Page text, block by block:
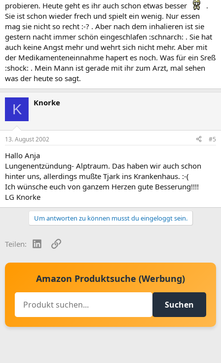
probieren. Heute geht es ihr auch schon etwas besser
.
Sie ist schon wieder frech und spielt ein wenig. Nur essen
mag sie nicht so recht :-? . Aber nach dem inhalieren ist sie
gestern nacht immer schön eingeschlafen :schnarch: . Sie hat
auch keine Angst mehr und wehrt sich nicht mehr. Aber mit
der Medikamenteneinnahme hapert es noch. Was für ein Sreß
:shock: . Mein Mann ist gerade mit ihr zum Arzt, mal sehen
was der heute so sagt.
K Knorke
13. August 2002 #5
Hallo Anja
Lungenentzündung- Alptraum. Das haben wir auch schon
hinter uns, allerdings mußte Tjark ins Krankenhaus. :-(
Ich wünsche euch von ganzem Herzen gute Besserung!!!!
LG Knorke
Um antworten zu können musst du eingeloggt sein.
Teilen: LinkedInLink
Amazon Produktsuche (Werbung)
Suchen